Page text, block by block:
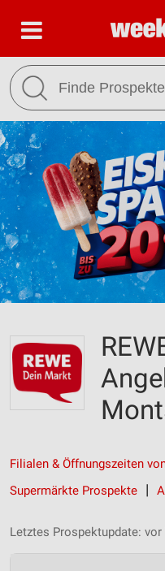
Filialen & Öffnungszeiten
Supermärkte Prospekte
Letztes Prospektupdate: vor